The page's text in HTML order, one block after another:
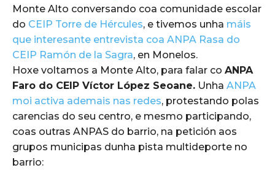
Monte Alto conversando coa comunidade escolar
do CEIP Torre de Hércules, e tivemos unha máis
que interesante entrevista coa ANPA Rasa do
CEIP Ramón de la Sagra, en Monelos.
Hoxe voltamos a Monte Alto, para falar co ANPA
Faro do CEIP Víctor López Seoane. Unha ANPA
moi activa ademais nas redes, protestando polas
carencias do seu centro, e mesmo participando,
coas outras ANPAS do barrio, na petición aos
grupos municipas dunha pista multideporte no
barrio: